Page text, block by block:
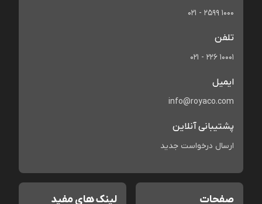
021 - 2599 1000
تلفن
021 - 226 10001
ایمیل
info@royaco.com
پشتیبانی آنلاین
ارسال درخواست جدید
صفحات لینک های مفید